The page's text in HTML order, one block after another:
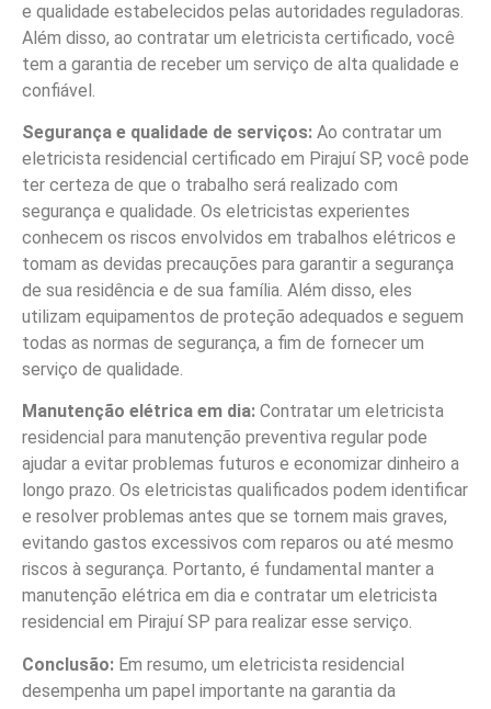
e qualidade estabelecidos pelas autoridades reguladoras.
Além disso, ao contratar um eletricista certificado, você
tem a garantia de receber um serviço de alta qualidade e
confiável.
Segurança e qualidade de serviços: Ao contratar um
eletricista residencial certificado em Pirajuí SP, você pode
ter certeza de que o trabalho será realizado com
segurança e qualidade. Os eletricistas experientes
conhecem os riscos envolvidos em trabalhos elétricos e
tomam as devidas precauções para garantir a segurança
de sua residência e de sua família. Além disso, eles
utilizam equipamentos de proteção adequados e seguem
todas as normas de segurança, a fim de fornecer um
serviço de qualidade.
Manutenção elétrica em dia: Contratar um eletricista
residencial para manutenção preventiva regular pode
ajudar a evitar problemas futuros e economizar dinheiro a
longo prazo. Os eletricistas qualificados podem identificar
e resolver problemas antes que se tornem mais graves,
evitando gastos excessivos com reparos ou até mesmo
riscos à segurança. Portanto, é fundamental manter a
manutenção elétrica em dia e contratar um eletricista
residencial em Pirajuí SP para realizar esse serviço.
Conclusão: Em resumo, um eletricista residencial
desempenha um papel importante na garantia da